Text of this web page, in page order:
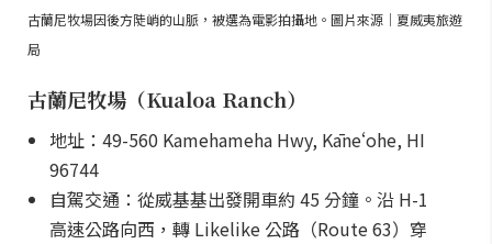
古蘭尼牧場因後方陡峭的山脈，被選為電影拍攝地。圖片來源｜夏威夷旅遊
局
古蘭尼牧場（Kualoa Ranch）
地址：49-560 Kamehameha Hwy, Kāneʻohe, HI
96744
自駕交通：從威基基出發開車約 45 分鐘。沿 H-1
高速公路向西，轉 Likelike 公路（Route 63）穿